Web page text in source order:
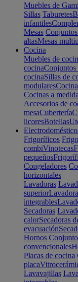
Muebles de
Sillas Taburetes
infantiles
Mesas
altasMesas
Cocina
Muebles de
cocinaConjuntos
cocinaSillas de
modulares
Cocinas a medida
Accesorios de
mesaCubertería
licoresBotellas
Frigoríficos
combiVinotecas
pequeños
Congeladores
horizontales
Lavadoras
superior
integrables
Secadoras
calorSecadoras
evacuación
Hornos
convencionales
Placas de cocina
placa
Lavavajillas